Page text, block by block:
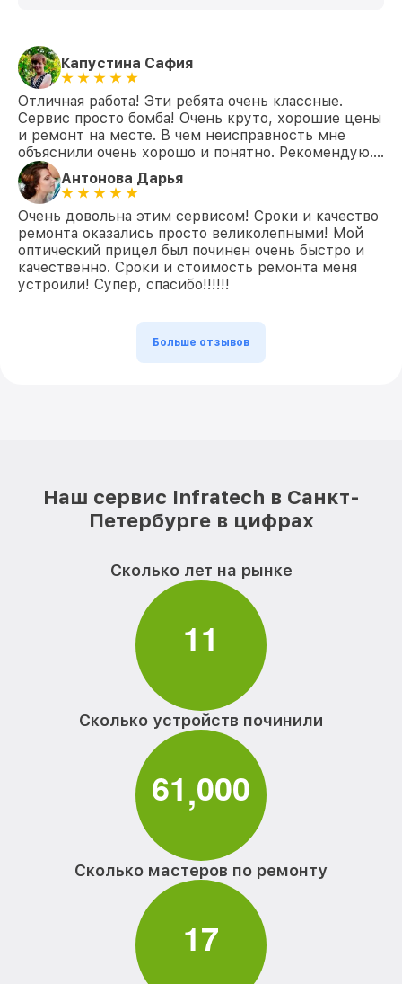
Капустина Сафия
Отличная работа! Эти ребята очень классные.
Сервис просто бомба! Очень круто, хорошие цены
и ремонт на месте. В чем неисправность мне
объяснили очень хорошо и понятно. Рекомендую….
Антонова Дарья
Очень довольна этим сервисом! Сроки и качество
ремонта оказались просто великолепными! Мой
оптический прицел был починен очень быстро и
качественно. Сроки и стоимость ремонта меня
устроили! Супер, спасибо!!!!!!
Больше отзывов
Наш сервис Infratech в Санкт-
Петербурге в цифрах
Сколько лет на рынке
11
Сколько устройств починили
61,000
Сколько мастеров по ремонту
17